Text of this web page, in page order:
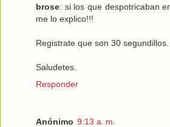
brose: si los que despotricaban
me lo explico!!!
Registrate que son 30 segundillos.
Saludetes.
Responder
Anónimo 9:13 a. m.